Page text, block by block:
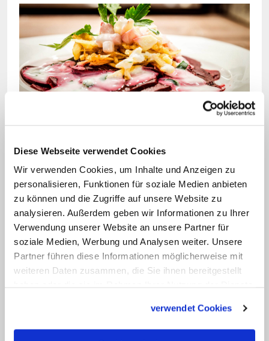
Diese Webseite verwendet Cookies
Wir verwenden Cookies, um Inhalte und Anzeigen zu
personalisieren, Funktionen für soziale Medien anbieten
zu können und die Zugriffe auf unsere Website zu
analysieren. Außerdem geben wir Informationen zu Ihrer
Verwendung unserer Website an unsere Partner für
soziale Medien, Werbung und Analysen weiter. Unsere
Partner führen diese Informationen möglicherweise mit
weiteren Daten zusammen, die Sie ihnen bereitgestellt
verwendet Cookies
Bild: © Verlag St. Benno
Salat.
Rezept und Zubereitung
Zutaten:
300 g rote Bete
250 g Mozzarella
5 EL Kefir